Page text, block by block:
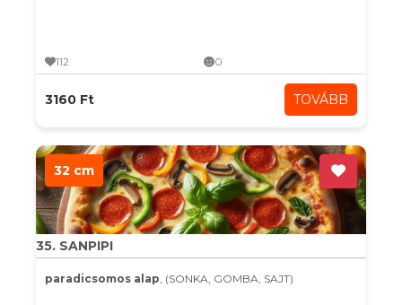
112 0
3160 Ft TOVÁBB
32 cm
35. SANPIPI
paradicsomos alap, (SONKA, GOMBA, SAJT)